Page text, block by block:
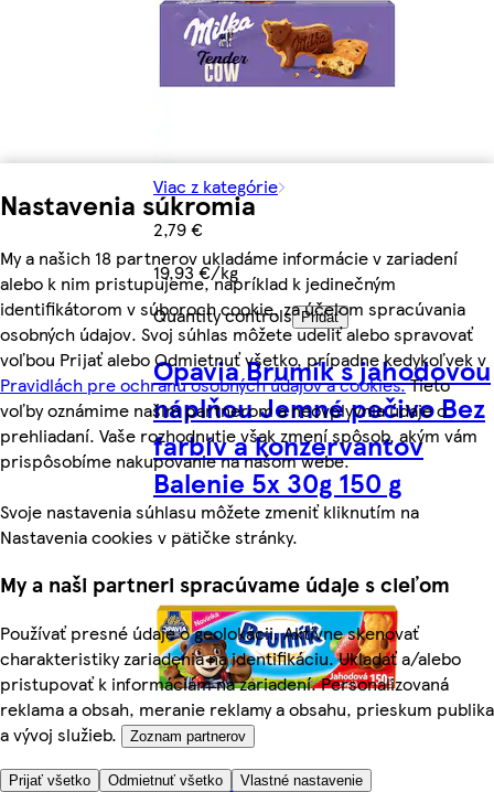
Nastavenia súkromia
My a našich 18 partnerov ukladáme informácie v zariadení
alebo k nim pristupujeme, napríklad k jedinečným
identifikátorom v súboroch cookie, za účelom spracúvania
osobných údajov. Svoj súhlas môžete udeliť alebo spravovať
voľbou Prijať alebo Odmietnuť všetko, prípadne kedykoľvek v
Pravidlách pre ochranu osobných údajov a cookies.Tieto
voľby oznámime našim partnerom a neovplyvnia údaje o
prehliadaní. Vaše rozhodnutie však zmení spôsob, akým vám
prispôsobíme nakupovanie na našom webe.
Svoje nastavenia súhlasu môžete zmeniť kliknutím na
Nastavenia cookies v pätičke stránky.
My a naši partneri spracúvame údaje s cieľom
Používať presné údaje o geolokácii. Aktívne skenovať
charakteristiky zariadenia na identifikáciu. Ukladať a/alebo
pristupovať k informáciám na zariadení. Personalizovaná
reklama a obsah, meranie reklamy a obsahu, prieskum publika
a vývoj služieb.
Zoznam partnerov
Prijať všetko Odmietnuť všetko Vlastné nastavenie
Viac z kategórie
2,79 €
19,93 €/kg
Quantity controls
Pridať
Opavia Brumík s jahodovou
náplňou Jemné pečivo Bez
farbív a konzervantov
Balenie 5x 30g 150 g